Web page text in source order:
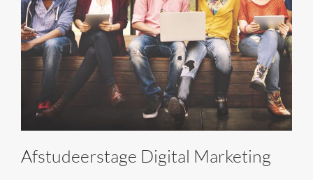
Afstudeerstage Digital Marketing